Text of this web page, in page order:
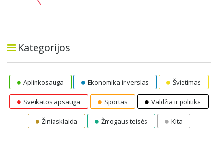
Kategorijos
Aplinkosauga Ekonomika ir verslas Švietimas
Sveikatos apsauga Sportas Valdžia ir politika
Žiniasklaida Žmogaus teisės Kita